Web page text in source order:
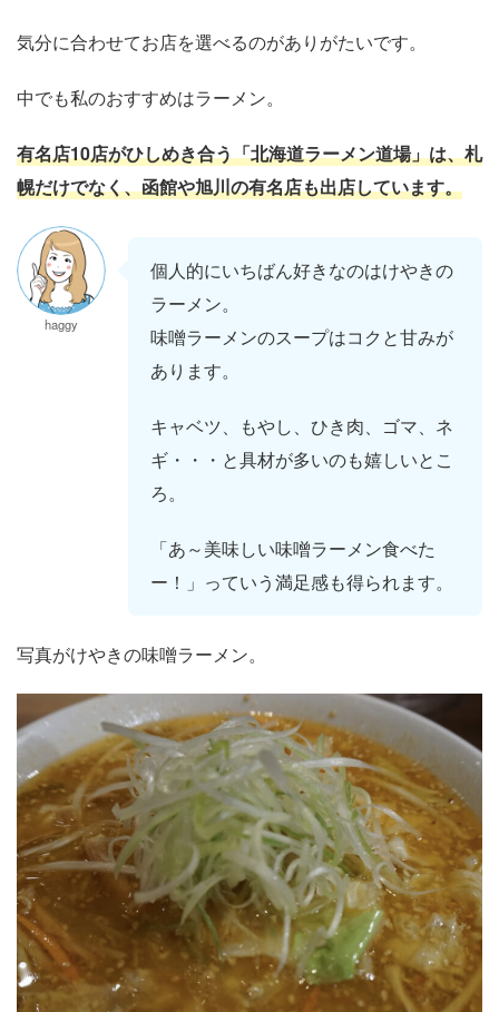
気分に合わせてお店を選べるのがありがたいです。
中でも私のおすすめはラーメン。
有名店10店がひしめき合う「北海道ラーメン道場」は、札
幌だけでなく、函館や旭川の有名店も出店しています。
haggy
個人的にいちばん好きなのはけやきの
ラーメン。
味噌ラーメンのスープはコクと甘みが
あります。
キャベツ、もやし、ひき肉、ゴマ、ネ
ギ・・・と具材が多いのも嬉しいとこ
ろ。
「あ～美味しい味噌ラーメン食べた
ー！」っていう満足感も得られます。
写真がけやきの味噌ラーメン。